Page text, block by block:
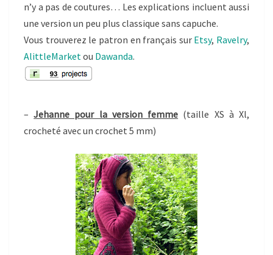
n’y a pas de coutures… Les explications incluent aussi
une version un peu plus classique sans capuche.
Vous trouverez le patron en français sur Etsy, Ravelry,
AlittleMarketou Dawanda.
–Jehanne pour la version femme (taille XS à Xl,
crocheté avec un crochet 5 mm)